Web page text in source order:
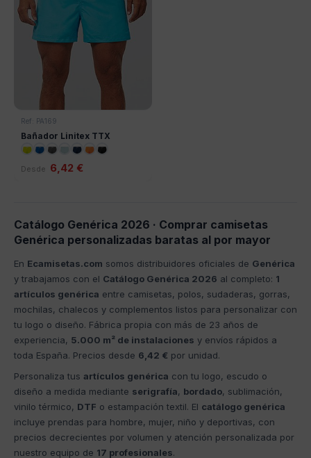
Ref: PA169
Bañador Linitex TTX
Desde 6,42 €
Catálogo Genérica 2026 · Comprar camisetas
Genérica personalizadas baratas al por mayor
En Ecamisetas.com somos distribuidores oficiales de Genérica
y trabajamos con el Catálogo Genérica 2026 al completo: 1
artículos genérica entre camisetas, polos, sudaderas, gorras,
mochilas, chalecos y complementos listos para personalizar con
tu logo o diseño. Fábrica propia con más de 23 años de
experiencia, 5.000 m² de instalaciones y envíos rápidos a
toda España. Precios desde 6,42 € por unidad.
Personaliza tus artículos genérica con tu logo, escudo o
diseño a medida mediante serigrafía, bordado, sublimación,
vinilo térmico, DTF o estampación textil. El catálogo genérica
incluye prendas para hombre, mujer, niño y deportivas, con
precios decrecientes por volumen y atención personalizada por
nuestro equipo de 17 profesionales.